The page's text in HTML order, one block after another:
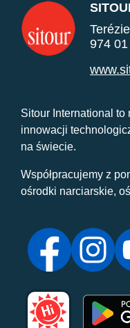
974
Sitour International
innowacji
na świecie.
Współpracujemy z
ośrodki narciarskie,